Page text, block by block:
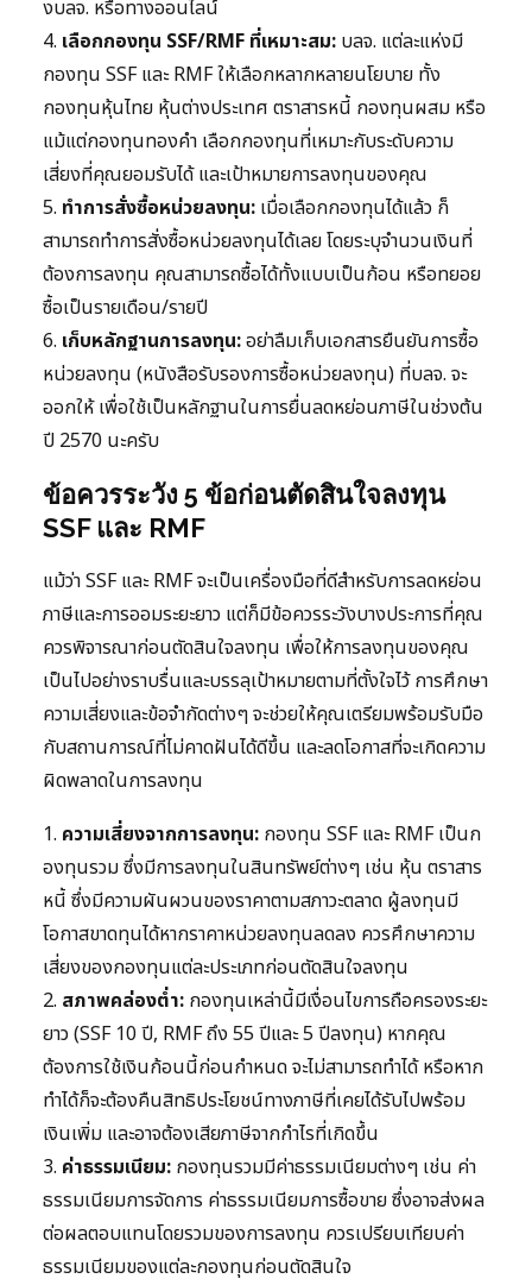
งบลจ. หรือทางออนไลน์
4. เลือกกองทุน SSF/RMF ที่เหมาะสม: บลจ. แต่ละแห่งมี
กองทุน SSF และ RMF ให้เลือกหลากหลายนโยบาย ทั้ง
กองทุนหุ้นไทย หุ้นต่างประเทศ ตราสารหนี้ กองทุนผสม หรือ
แม้แต่กองทุนทองคำ เลือกกองทุนที่เหมาะกับระดับความ
เสี่ยงที่คุณยอมรับได้ และเป้าหมายการลงทุนของคุณ
5. ทำการสั่งซื้อหน่วยลงทุน: เมื่อเลือกกองทุนได้แล้ว ก็
สามารถทำการสั่งซื้อหน่วยลงทุนได้เลย โดยระบุจำนวนเงินที่
ต้องการลงทุน คุณสามารถซื้อได้ทั้งแบบเป็นก้อน หรือทยอย
ซื้อเป็นรายเดือน/รายปี
6. เก็บหลักฐานการลงทุน:อย่าลืมเก็บเอกสารยืนยันการซื้อ
หน่วยลงทุน (หนังสือรับรองการซื้อหน่วยลงทุน) ที่บลจ. จะ
ออกให้ เพื่อใช้เป็นหลักฐานในการยื่นลดหย่อนภาษีในช่วงต้น
ปี 2570 นะครับ
ข้อควรระวัง 5 ข้อก่อนตัดสินใจลงทุน
SSF และ RMF
แม้ว่า SSF และ RMF จะเป็นเครื่องมือที่ดีสำหรับการลดหย่อน
ภาษีและการออมระยะยาว แต่ก็มีข้อควรระวังบางประการที่คุณ
ควรพิจารณาก่อนตัดสินใจลงทุน เพื่อให้การลงทุนของคุณ
เป็นไปอย่างราบรื่นและบรรลุเป้าหมายตามที่ตั้งใจไว้ การศึกษา
ความเสี่ยงและข้อจำกัดต่างๆ จะช่วยให้คุณเตรียมพร้อมรับมือ
กับสถานการณ์ที่ไม่คาดฝันได้ดีขึ้น และลดโอกาสที่จะเกิดความ
ผิดพลาดในการลงทุน
1. ความเสี่ยงจากการลงทุน: กองทุน SSF และ RMF เป็นก
องทุนรวม ซึ่งมีการลงทุนในสินทรัพย์ต่างๆ เช่น หุ้น ตราสาร
หนี้ ซึ่งมีความผันผวนของราคาตามสภาวะตลาด ผู้ลงทุนมี
โอกาสขาดทุนได้หากราคาหน่วยลงทุนลดลง ควรศึกษาความ
เสี่ยงของกองทุนแต่ละประเภทก่อนตัดสินใจลงทุน
2. สภาพคล่องต่ำ: กองทุนเหล่านี้มีเงื่อนไขการถือครองระยะ
ยาว (SSF 10 ปี, RMF ถึง 55 ปีและ 5 ปีลงทุน) หากคุณ
ต้องการใช้เงินก้อนนี้ก่อนกำหนด จะไม่สามารถทำได้ หรือหาก
ทำได้ก็จะต้องคืนสิทธิประโยชน์ทางภาษีที่เคยได้รับไปพร้อม
เงินเพิ่ม และอาจต้องเสียภาษีจากกำไรที่เกิดขึ้น
3. ค่าธรรมเนียม: กองทุนรวมมีค่าธรรมเนียมต่างๆ เช่น ค่า
ธรรมเนียมการจัดการ ค่าธรรมเนียมการซื้อขาย ซึ่งอาจส่งผล
ต่อผลตอบแทนโดยรวมของการลงทุน ควรเปรียบเทียบค่า
ธรรมเนียมของแต่ละกองทุนก่อนตัดสินใจ